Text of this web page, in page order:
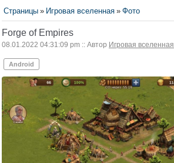
Страницы » Игровая вселенная » Фото
Forge of Empires
08.01.2022 04:31:09 pm :: Автор Игровая вселенная
Android